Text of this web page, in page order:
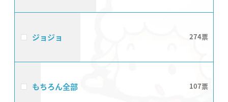
ジョジョ 274
もちろん全部 107